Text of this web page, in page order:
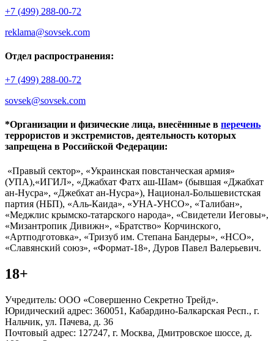
+7 (499) 288-00-72
reklama@sovsek.com
Отдел распространения:
+7 (499) 288-00-72
sovsek@sovsek.com
*Организации и физические лица, внесённные в перечень
террористов и экстремистов, деятельность которых
запрещена в Российской Федерации:
«Правый сектор», «Украинская повстанческая армия»
(УПА),«ИГИЛ», «Джабхат Фатх аш-Шам» (бывшая «Джабхат
ан-Нусра», «Джебхат ан-Нусра»), Национал-Большевистская
партия (НБП), «Аль-Каида», «УНА-УНСО», «Талибан»,
«Меджлис крымско-татарского народа», «Свидетели Иеговы»,
«Мизантропик Дивижн», «Братство» Корчинского,
«Артподготовка», «Тризуб им. Степана Бандеры», «НСО»,
«Славянский союз», «Формат-18», Дуров Павел Валерьевич.
18+
Учредитель: ООО «Совершенно Секретно Трейд».
Юридический адрес: 360051, Кабардино-Балкарская Респ., г.
Нальчик, ул. Пачева, д. 36
Почтовый адрес: 127247, г. Москва, Дмитровское шоссе, д.